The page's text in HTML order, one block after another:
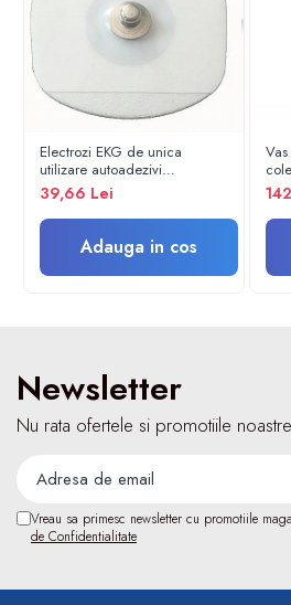
Sonde US
Vase
Spirometrie
Turbine
Spirometre
Filtre antibacteriene
Piese bucale
Alte dispozitive respiratorii
Audiometre
Laringoscoape
Oglinzi/Lampi frontale
Lampi examinare
Testare reflexe
Electrozi EKG de unica
utilizare autoadezivi
36x40mm cu capsa, pachet
100 buc.
39,66 Lei
Adauga in cos
Newsletter
Nu rata ofertele si promotiile noastre
Vreau sa primesc newsletter cu promotiile
de Confidentialitate